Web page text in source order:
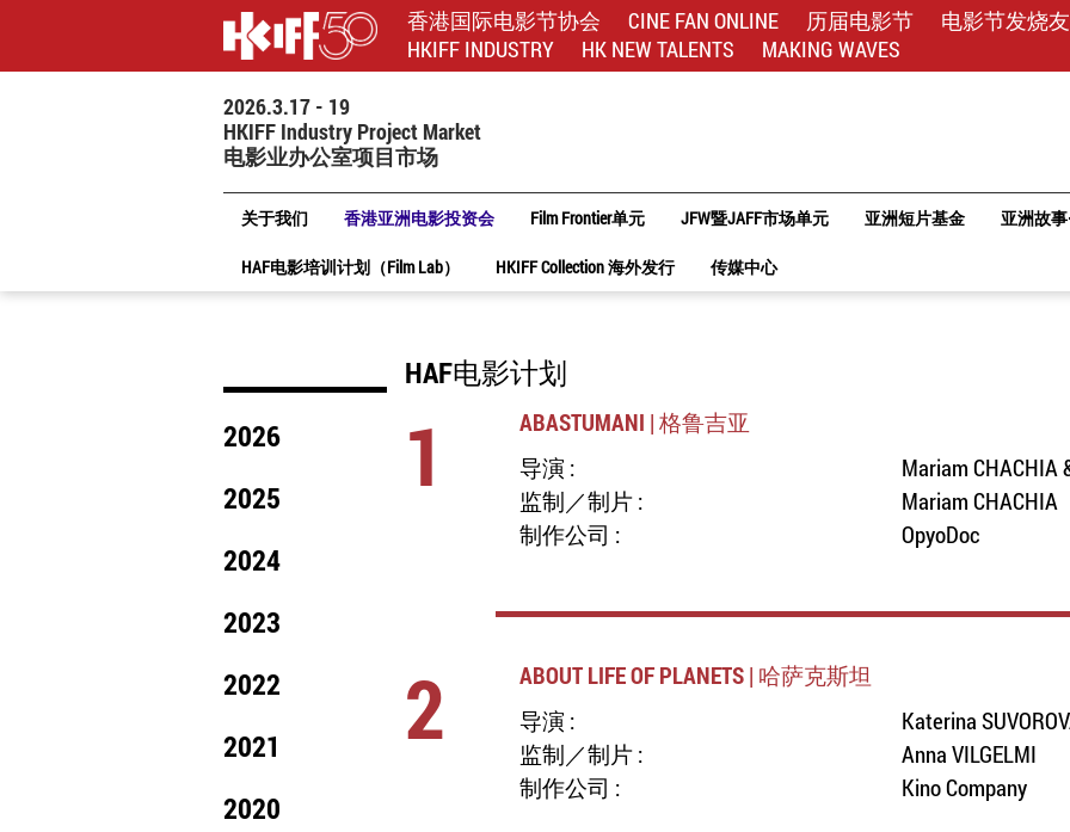
香港国际电影节协会 CINE FAN ONLINE 历届电影节
电影节发烧友
HKIFF INDUSTRY
HK NEW TALENTS
MAKING WAVES
2026.3.17 - 19
HKIFF Industry Project Market
电影业办公室项目市场
关于我们 香港亚洲电影投资会 Film Frontier单元 JFW暨JAFF市场单元 亚洲短片基金 亚洲故事
HAF电影培训计划（Film Lab） HKIFF Collection 海外发行 传媒中心
2026
2025
2024
2023
2022
2021
2020
HAF电影计划
1
ABASTUMANI | 格鲁吉亚
导演 :
Mariam CHACHIA
监制／制片 :
Mariam CHACHIA
制作公司 :
OpyoDoc
2
ABOUT LIFE OF PLANETS | 哈萨克斯坦
导演 :
Katerina
监制／制片 :
Anna VILGELMI
制作公司 :
Kino Company